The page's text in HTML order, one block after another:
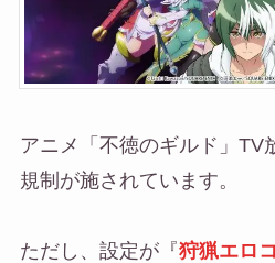
アニメ「不徳のギルド」TV
規制が施されています。
ただし、設定が『狩猟エロ